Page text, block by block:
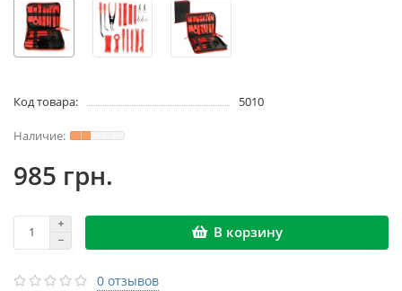
Код товара: 5010
985 грн.
В корзину
0 отзывов